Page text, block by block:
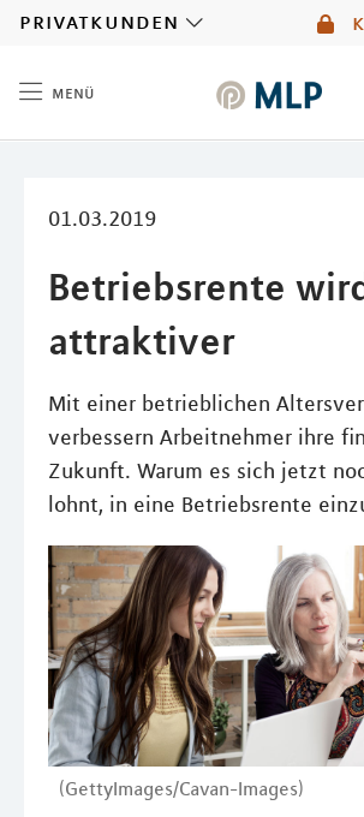
privatkunden
menü
01.03.2019
Betriebsrente
attraktiver
Mit einer betrieblichen
verbessern Arbeitnehmer ihre
Zukunft. Warum es sich jetzt
lohnt, in eine Betriebsrente
(GettyImages/Cavan-Images)